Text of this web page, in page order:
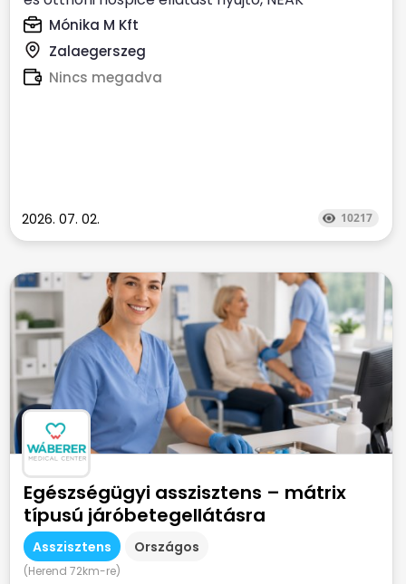
finanszírozott...
Mónika M Kft
Zalaegerszeg
Nincs megadva
2026. 07. 02. 10217
Egészségügyi asszisztens – mátrix
típusú járóbetegellátásra
Asszisztens Országos
(Herend 72km-re)